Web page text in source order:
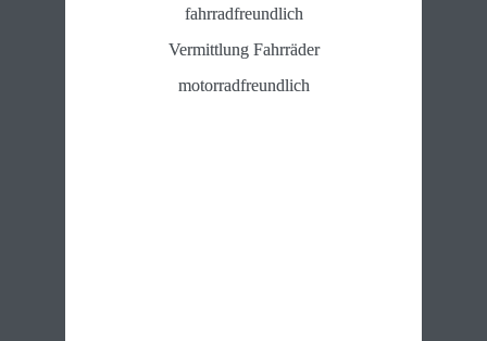
fahrradfreundlich
Vermittlung Fahrräder
motorradfreundlich